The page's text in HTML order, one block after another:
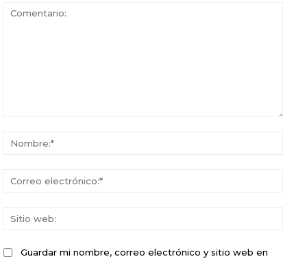
Guardar mi nombre, correo electrónico y sitio web en